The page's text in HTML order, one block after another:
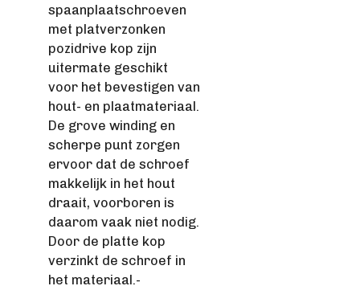
spaanplaatschroeven
met platverzonken
pozidrive kop zijn
uitermate geschikt
voor het bevestigen van
hout- en plaatmateriaal.
De grove winding en
scherpe punt zorgen
ervoor dat de schroef
makkelijk in het hout
draait, voorboren is
daarom vaak niet nodig.
Door de platte kop
verzinkt de schroef in
het materiaal.-